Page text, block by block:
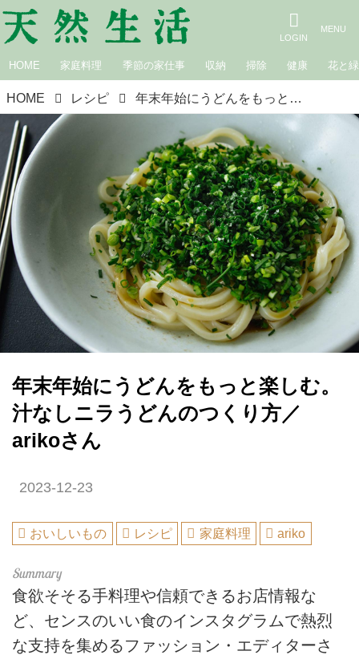
HOME 家庭料理 季節の家仕事 収納 掃除 健康 花と緑
HOME レシピ 年末年始にうどんをもっと楽しむ。汁なしニラうどんのつくり方／arikoさん
年末年始にうどんをもっと楽しむ。
汁なしニラうどんのつくり方／
arikoさん
2023-12-23
おいしいもの レシピ 家庭料理 ariko
食欲そそる手料理や信頼できるお店情報な
ど、センスのいい食のインスタグラムで熱烈
な支持を集めるファッション・エディターさ